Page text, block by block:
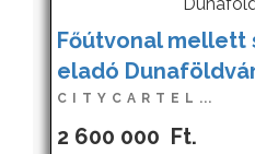
Főútvonal mellett
eladó
C I T Y C A R T E L ...
2 600 000 Ft.